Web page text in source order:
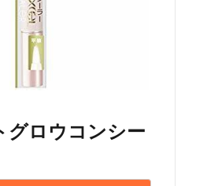
グロウコンシー